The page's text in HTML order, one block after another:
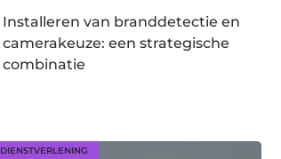
Installeren van branddetectie en
camerakeuze: een strategische
combinatie
DIENSTVERLENING